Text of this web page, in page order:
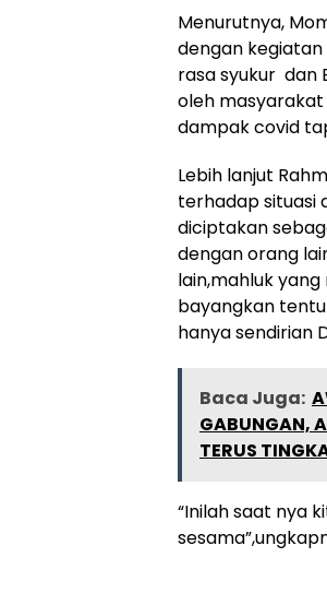
Menurutnya,
dengan kegiatan
rasa syukur dan
oleh
dampak covid
Lebih lanjut
terhadap situasi
diciptakan
dengan orang
lain,mahluk
bayangkan
hanya sendirian
Baca Juga:
GABUNGAN,
TERUS
“Inilah saat nya